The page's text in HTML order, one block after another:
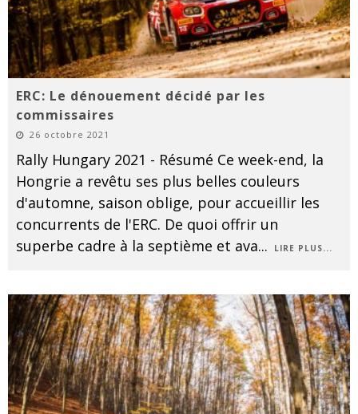
ERC: Le dénouement décidé par les
commissaires
26 octobre 2021
Rally Hungary 2021 - Résumé Ce week-end, la
Hongrie a revêtu ses plus belles couleurs
d'automne, saison oblige, pour accueillir les
concurrents de l'ERC. De quoi offrir un
superbe cadre à la septième et ava... LIRE PLUS...